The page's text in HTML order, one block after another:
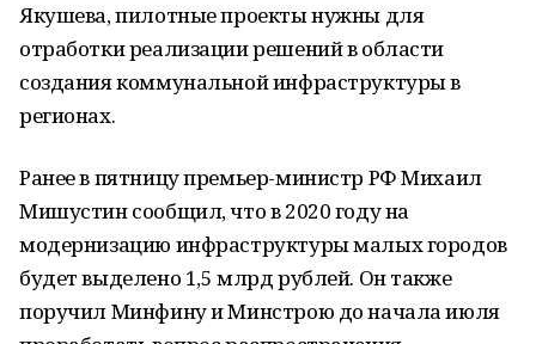
Якушева, пилотные проекты нужны для
отработки реализации решений в области
создания коммунальной инфраструктуры в
регионах.
Ранее в пятницу премьер-министр РФ Михаил
Мишустин сообщил, что в 2020 году на
модернизацию инфраструктуры малых городов
будет выделено 1,5 млрд рублей. Он также
поручил Минфину и Минстрою до начала июля